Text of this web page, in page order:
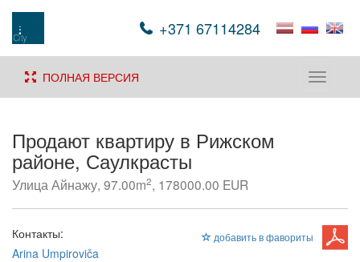
+371 67114284
Toggle
ПОЛНАЯ ВЕРСИЯ
Продают квартиру в Рижском
районе, Саулкрасты
Улица Айнажу, 97.00m2, 178000.00 EUR
добавить в фавориты
Контакты:
Arina Umpiroviča